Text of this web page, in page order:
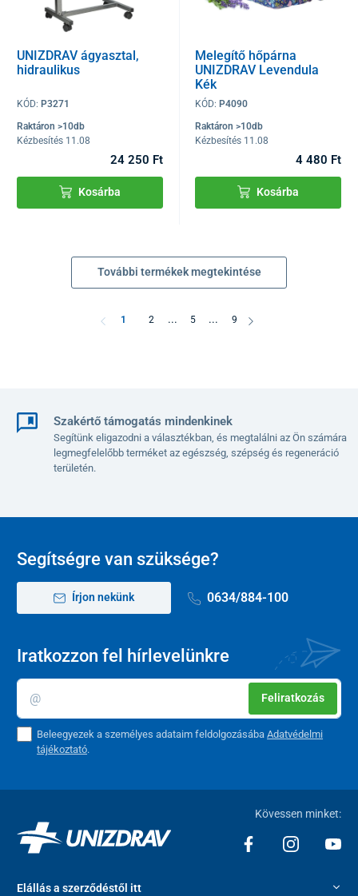
UNIZDRAV ágyasztal,
hidraulikus
KÓD: P3271
Raktáron >10db
Kézbesítés 11.08
24 250 Ft
Kosárba
Melegítő hőpárna
UNIZDRAV Levendula
Kék
KÓD: P4090
Raktáron >10db
Kézbesítés 11.08
4 480 Ft
Kosárba
További termékek megtekintése
1 2 ... 5 ... 9
Szakértő támogatás mindenkinek
Segítünk eligazodni a választékban, és megtalálni az Ön számára
legmegfelelőbb terméket az egészség, szépség és regeneráció
területén.
Segítségre van szüksége?
Írjon nekünk 0634/884-100
Iratkozzon fel hírlevelünkre
Feliratkozás
Beleegyezek a személyes adataim feldolgozásábaAdatvédelmi
tájékoztató.
Kövessen minket:
Elállás a szerződéstől itt